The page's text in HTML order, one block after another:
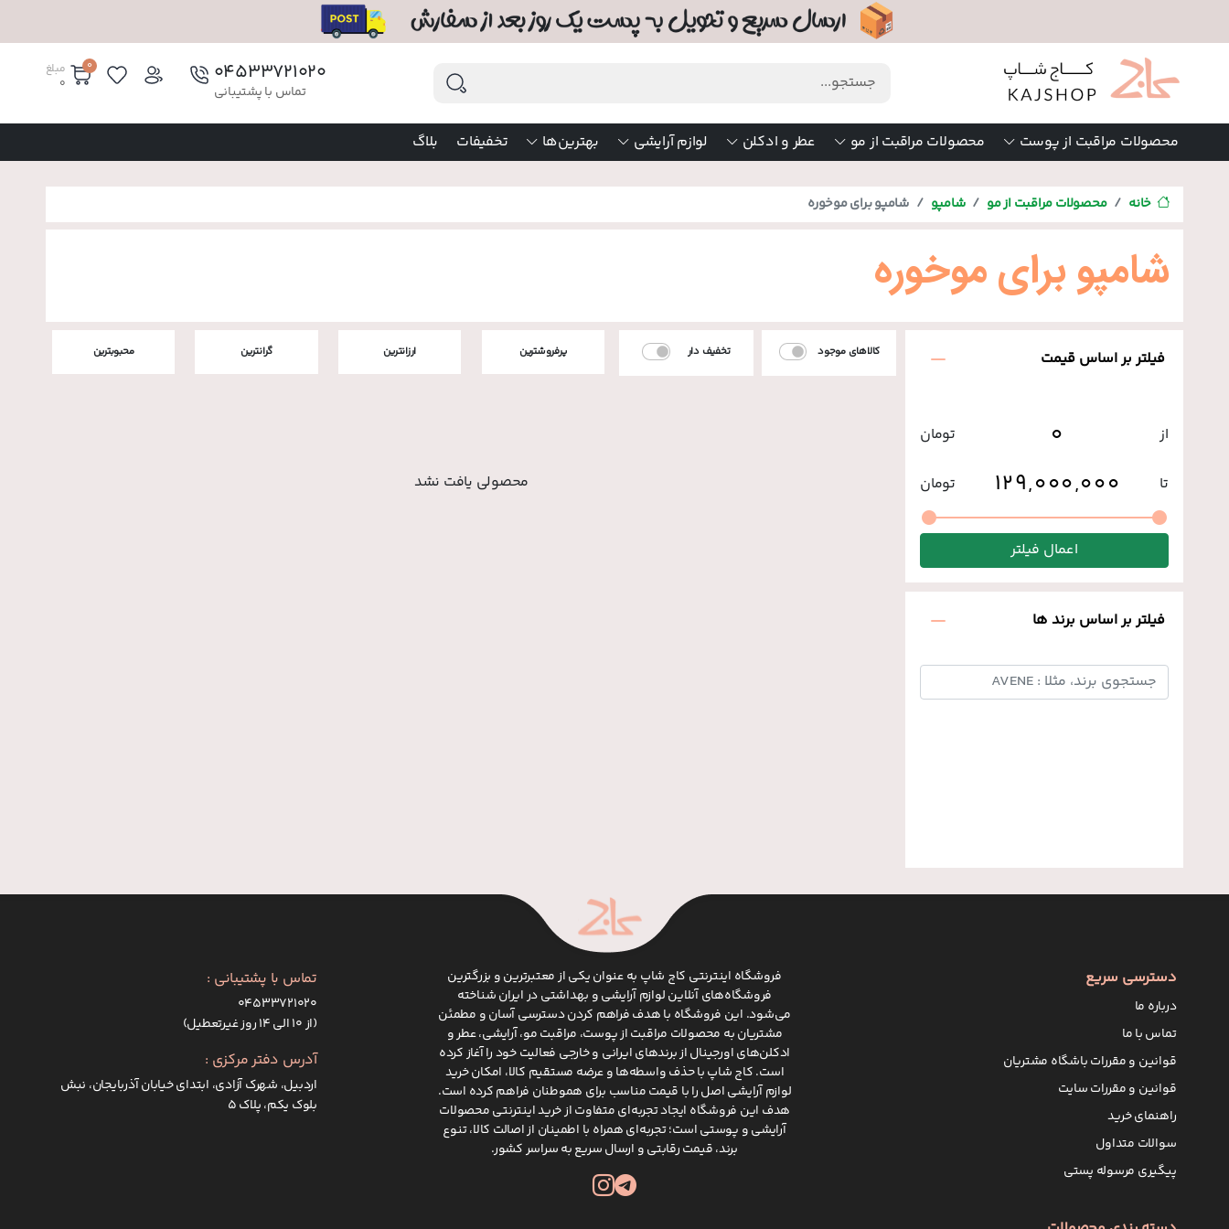
۰۴۵۳۳۷۲۱۰۲۰
تماس با پشتیبانی
مبلغ
0
0
محصولات مراقبت از پوست محصولات مراقبت از مو عطر و ادکلن لوازم آرایشی بهترین‌ها تخفیفات بلاگ
خانه محصولات مراقبت از مو شامپو شامپو برای موخوره
شامپو برای موخوره
فیلتر بر اساس قیمت
از تومان
تا تومان
اعمال فیلتر
فیلتر بر اساس برند ها
کالاهای موجود تخفیف دار پرفروشترین ارزانترین گرانترین محبوبترین
محصولی یافت نشد
دسترسی سریع
درباره ما
تماس با ما
قوانین و مقررات باشگاه مشتریان
قوانین و مقررات سایت
راهنمای خرید
سوالات متداول
پیگیری مرسوله پستی
فروشگاه اینترنتی کاج شاپ به عنوان یکی از معتبرترین و بزرگترین
فروشگاه‌های آنلاین لوازم آرایشی و بهداشتی در ایران شناخته
می‌شود. این فروشگاه با هدف فراهم کردن دسترسی آسان و مطمئن
مشتریان به محصولات مراقبت از پوست، مراقبت مو، آرایشی، عطر و
ادکلن‌های اورجینال از برندهای ایرانی و خارجی فعالیت خود را آغاز کرده
است. کاج شاپ با حذف واسطه‌ها و عرضه مستقیم کالا، امکان خرید
لوازم آرایشی اصل را با قیمت مناسب برای هموطنان فراهم کرده است.
هدف این فروشگاه ایجاد تجربه‌ای متفاوت از خرید اینترنتی محصولات
آرایشی و پوستی است؛ تجربه‌ای همراه با اطمینان از اصالت کالا، تنوع
برند، قیمت رقابتی و ارسال سریع به سراسر کشور.
تماس با پشتیبانی :
۰۴۵۳۳۷۲۱۰۲۰
(از ۱۰ الی ۱۴ روز غیرتعطیل)
آدرس دفتر مرکزی :
اردبیل، شهرک آزادی، ابتدای خیابان آذربایجان، نبش
بلوک یکم، پلاک 5